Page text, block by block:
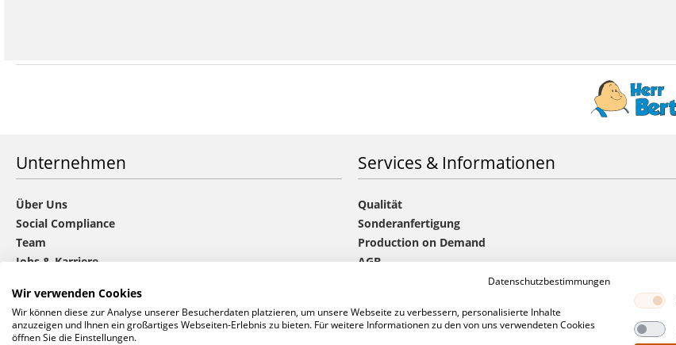
Unternehmen
Über Uns
Social Compliance
Team
Jobs & Karriere
Die CHOICE-Gruppe
Datenschutz
Cookie-Einstellungen anpassen
Services & Informationen
Qualität
Sonderanfertigung
Production on Demand
AGB
Versandkosten & Lieferzeiten
Hinweise zu Angeboten & Aufträgen
Datenschutzbestimmungen
Wir verwenden Cookies
Wir können diese zur Analyse unserer Besucherdaten platzieren, um unsere Webseite zu verbessern, personalisierte Inhalte
anzuzeigen und Ihnen ein großartiges Webseiten-Erlebnis zu bieten. Für weitere Informationen zu den von uns verwendeten Cookies
öffnen Sie die Einstellungen.